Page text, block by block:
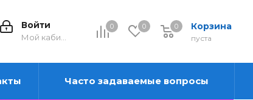
0 0 Корзина
0
пуста
0
Войти
Часто задаваемые вопросы